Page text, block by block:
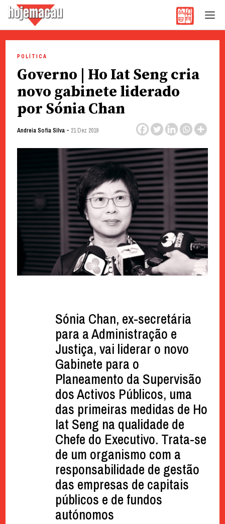
content
POLÍTICA
Governo | Ho Iat Seng cria
novo gabinete liderado
por Sónia Chan
Andreia Sofia Silva- 21 Dez 2019
Sónia Chan, ex-secretária
para a Administração e
Justiça, vai liderar o novo
Gabinete para o
Planeamento da Supervisão
dos Activos Públicos, uma
das primeiras medidas de Ho
Iat Seng na qualidade de
Chefe do Executivo. Trata-se
de um organismo com a
responsabilidade de gestão
das empresas de capitais
públicos e de fundos
autónomos